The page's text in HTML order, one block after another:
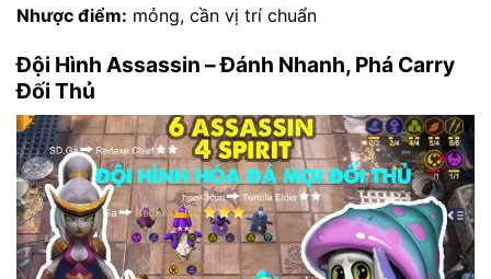
Nhược điểm: mỏng, cần vị trí chuẩn
Đội Hình Assassin – Đánh Nhanh, Phá Carry
Đối Thủ